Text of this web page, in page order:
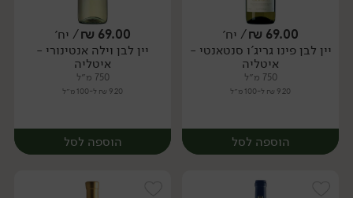
יח׳ יח׳
69.00
₪/ יח׳
יין לבן פינו גריג'ו סנטאנטי -
איטליה
750 מ״ל
9.20 ₪ ל-100 מ״ל
הוספה לסל
69.00
₪/ יח׳
יין לבן וילה אנטינורי -
איטליה
750 מ״ל
9.20 ₪ ל-100 מ״ל
הוספה לסל